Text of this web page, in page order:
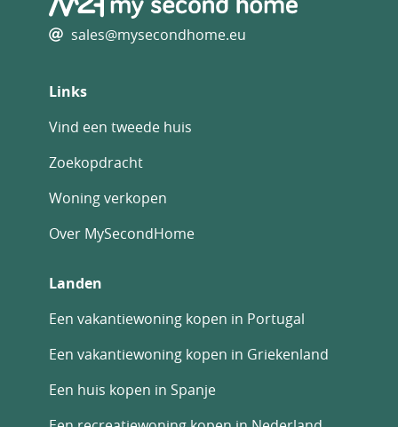
sales@mysecondhome.eu
Links
Vind een tweede huis
Zoekopdracht
Woning verkopen
Over MySecondHome
Landen
Een vakantiewoning kopen in Portugal
Een vakantiewoning kopen in Griekenland
Een huis kopen in Spanje